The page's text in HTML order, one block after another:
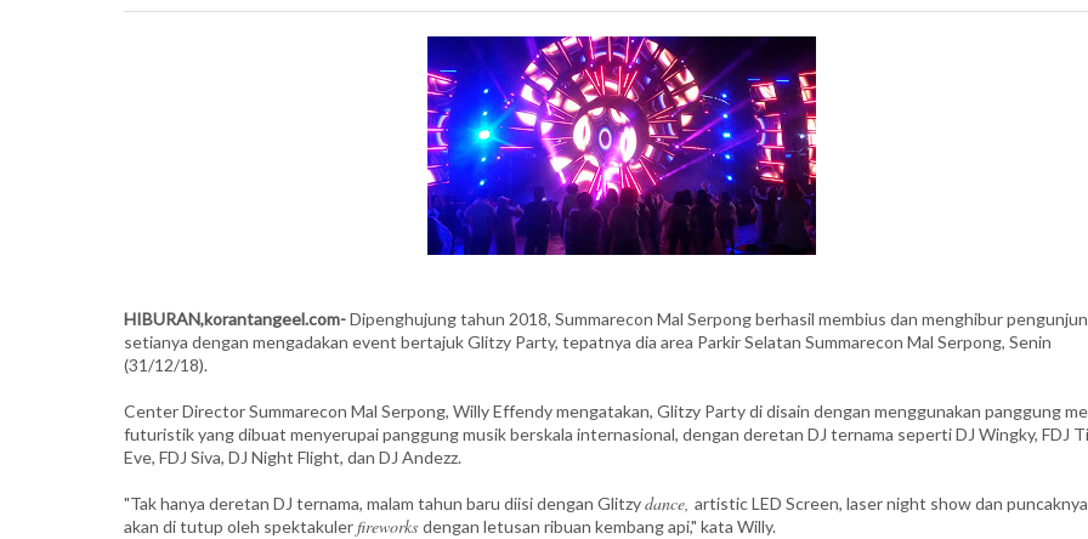
HIBURAN,korantangeel.com-Dipenghujung tahun 2018, Summarecon Mal Serpong berhasil membius dan menghibur
setianya dengan mengadakan event bertajuk Glitzy Party, tepatnya dia area Parkir Selatan Summarecon Mal Serpong, Senin
(31/12/18).
Center Director Summarecon Mal Serpong, Willy Effendy mengatakan, Glitzy Party di disain dengan menggunakan panggung
futuristik yang dibuat menyerupai panggung musik berskala internasional, dengan deretan DJ ternama seperti DJ Wingky, FDJ
Eve, FDJ Siva, DJ Night Flight, dan DJ Andezz.
"Tak hanya deretan DJ ternama, malam tahun baru diisi dengan Glitzydance, artistic LED Screen, laser night show dan puncaknya
akan di tutup oleh spektakulerfireworks dengan letusan ribuan kembang api," kata Willy.